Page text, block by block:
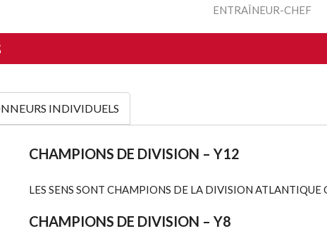
ENTRAÎNEUR-CHEF
INDIVIDUELS
CHAMPIONS DE DIVISION – Y12
LES SENS SONT CHAMPIONS DE LA DIVISION ATLANTIQUE
CHAMPIONS DE DIVISION – Y8